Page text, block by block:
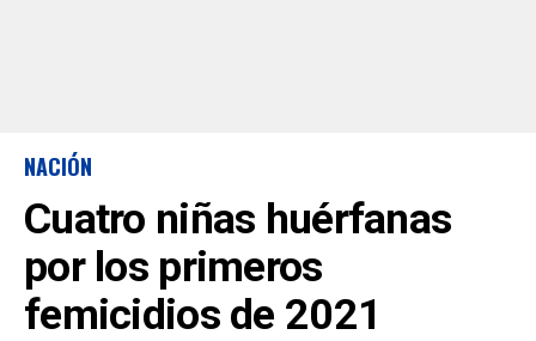
NACIÓN
Cuatro niñas huérfanas
por los primeros
femicidios de 2021